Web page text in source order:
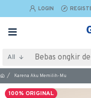
LOGIN
All
Karena Aku Memilih-Mu
100% ORIGINAL